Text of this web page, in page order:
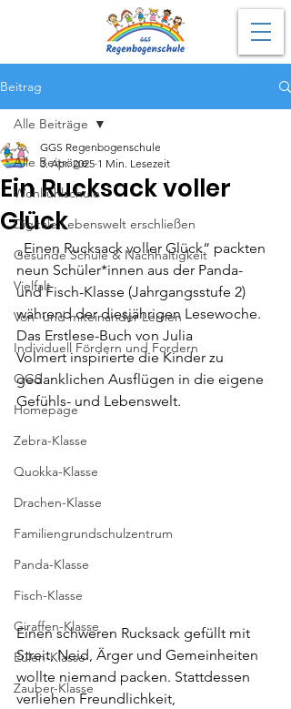
Beitrag
Alle Beiträge
Wohlfühlschule
Digitale Lebenswelt erschließen
Gesunde Schule & Nachhaltigkeit
Vielfalt
Von- und miteinander Lernen
Individuell Fördern und Fordern
OGS
Homepage
Zebra-Klasse
Quokka-Klasse
Drachen-Klasse
Familiengrundschulzentrum
Panda-Klasse
Fisch-Klasse
Giraffen-Klasse
Eulen-Klasse
Zauber-Klasse
Alle Beiträge
Ein Rucksack voller
Glück
GGS Regenbogenschule
3. Apr. 2025 1 Min. Lesezeit
„Einen Rucksack voller Glück“ packten
neun Schüler*innen aus der Panda-
und Fisch-Klasse (Jahrgangsstufe 2)
während der diesjährigen Lesewoche.
Das Erstlese-Buch von Julia
Volmert inspirierte die Kinder zu
gedanklichen Ausflügen in die eigene
Gefühls- und Lebenswelt.
Einen schweren Rucksack gefüllt mit
Streit, Neid, Ärger und Gemeinheiten
wollte niemand packen. Stattdessen
verliehen Freundlichkeit,